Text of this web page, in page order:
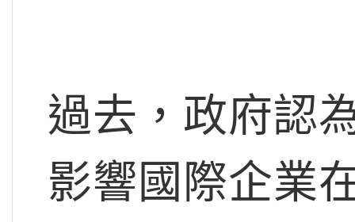
過去，政府認
影響國際企業